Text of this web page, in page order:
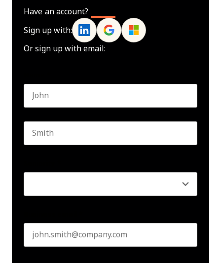
Have an account?
Sign up with:
Or sign up with email: